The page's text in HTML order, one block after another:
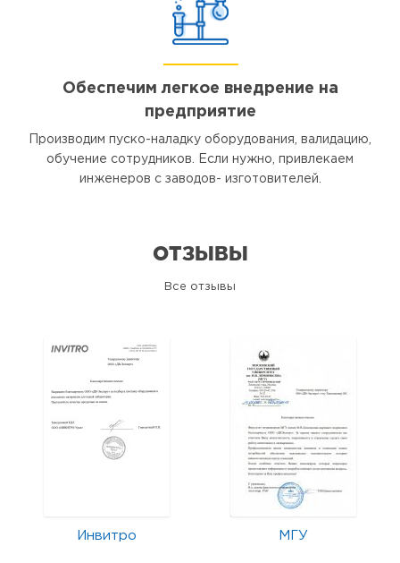
Обеспечим легкое внедрение на
предприятие
Производим пуско-наладку оборудования, валидацию,
обучение сотрудников. Если нужно, привлекаем
инженеров с заводов- изготовителей.
ОТЗЫВЫ
Все отзывы
Инвитро МГУ